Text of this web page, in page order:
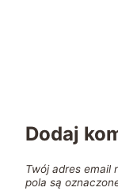
Dodaj
Twój adres email
pola są